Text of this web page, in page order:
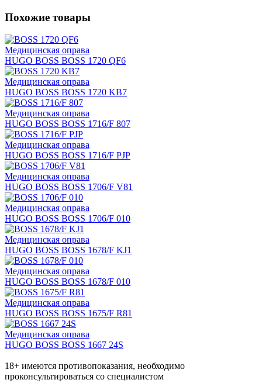
Похожие товары
Медицинская оправа
HUGO BOSS BOSS 1720 QF6
Медицинская оправа
HUGO BOSS BOSS 1720 KB7
Медицинская оправа
HUGO BOSS BOSS 1716/F 807
Медицинская оправа
HUGO BOSS BOSS 1716/F PJP
Медицинская оправа
HUGO BOSS BOSS 1706/F V81
Медицинская оправа
HUGO BOSS BOSS 1706/F 010
Медицинская оправа
HUGO BOSS BOSS 1678/F KJ1
Медицинская оправа
HUGO BOSS BOSS 1678/F 010
Медицинская оправа
HUGO BOSS BOSS 1675/F R81
Медицинская оправа
HUGO BOSS BOSS 1667 24S
18+ имеются противопоказания, необходимо
проконсультироваться со специалистом